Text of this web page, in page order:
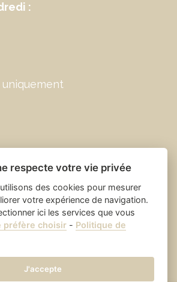
:
la solution web
- Saint Laurent
-- Gestion des cookies
respecte votre vie privée
des cookies pour mesurer
votre expérience de navigation.
ici les services que vous
préfère choisir - Politique de
J'accepte